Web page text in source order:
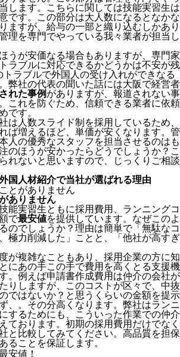
します。こちらに関しては技能実習生は
です。この部分は大人数になるとなかな
ますが、給与の一部と織り込むしかあり
理を専門でやっている我々業者が担当し
うが安価なる場合もありますが、専門家
ラブルに対応できるかどうかは不安が残
トラブルで外国人の受け入れができなる
弊社の代表の聞いた話には大阪で経営者
れた事例 がありますが、報道されない事
これを防ぐため、信頼できる業者に依頼
です。
は人数スライド制を採用しているため、
ば増えるほど、単価が安くなります。管
人の優秀なスタッフを担当させるのはも
のほうが安かったらどうでしょうか？こ
れないと思いますので、じっくりご相談
国人材紹介で当社が選ばれる理由
ありません
能実習生ともに採用費用、ランニングコ
で最安値を提供しています。なぜこのよ
のでしょうか？理由は簡単で「無駄なコ
極力削減した」ことと、
「他社が高すぎ
が複雑なこともあり、採用企業の方に知
にあの手この手で費用を高くとる支援機
。例えば申請書作成費用は仲介の会社が
りしますが、このコストが区々で、中抜
ではないか？と思うくらいの金額を提示
、。その分高くなります。弊社はランニ
するためにも、こういった作業での仲介
ております。 初期の採用費用だけでなく
と比較してみてください。 高品質を担保
ることを保証します。